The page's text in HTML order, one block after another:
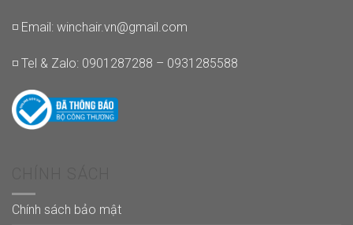
◽ Email: winchair.vn@gmail.com
◽ Tel & Zalo: 0901287288 – 0931285588
Chính sách bảo mật